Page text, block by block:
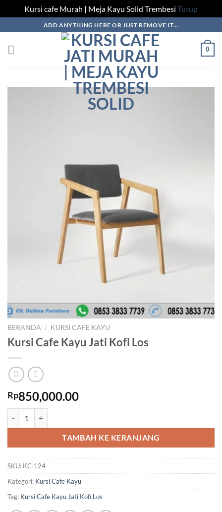
Kursi cafe Murah | Meja Kayu Solid Trembesi Tutup
to
content
ADD ANYTHING HERE OR JUST REMOVE IT...
0
BERANDA / KURSI CAFE KAYU
Kursi Cafe Kayu Jati Kofi Los
Rp850,000.00
TAMBAH KE KERANJANG
SKU: KC-124
Kategori: Kursi Cafe Kayu
Tag: Kursi Cafe Kayu Jati Kofi Los